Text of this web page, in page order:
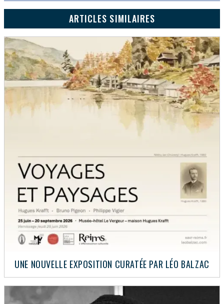
ARTICLES SIMILAIRES
UNE NOUVELLE EXPOSITION CURATÉE PAR LÉO BALZAC